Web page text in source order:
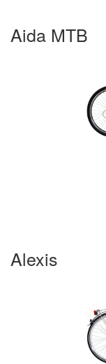
Aida MTB
Alexis